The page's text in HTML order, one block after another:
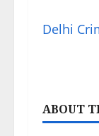
Delhi
ABOUT